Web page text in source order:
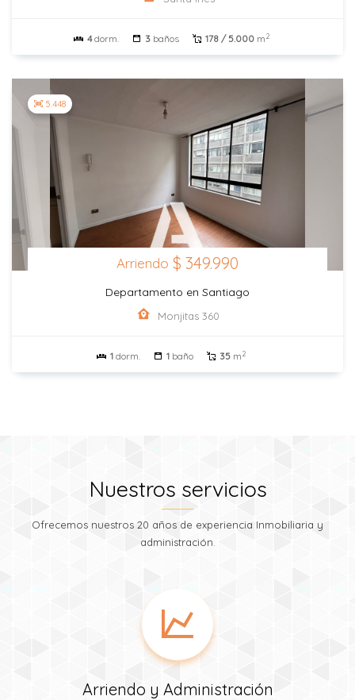
4dorm. 3baños 178 / 5.000m2
5.448
Arriendo $ 349.990
Departamento en Santiago
Monjitas 360
1 dorm. 1 baño 35 m2
Nuestros servicios
Ofrecemos nuestros 20 años de experiencia Inmobiliaria y
administración.
Arriendo y Administración